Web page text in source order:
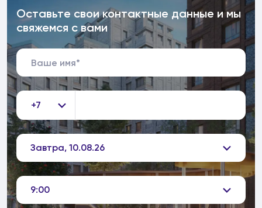
Оставьте свои контактные данные и мы
свяжемся с вами
+7
Завтра, 10.08.26
9:00